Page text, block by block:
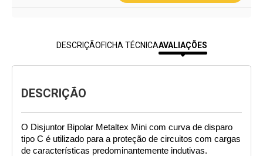
DESCRIÇÃOFICHA TÉCNICAAVALIAÇÕES
DESCRIÇÃO
O Disjuntor Bipolar Metaltex Mini com curva de disparo
tipo C é utilizado para a proteção de circuitos com cargas
de características predominantemente indutivas.